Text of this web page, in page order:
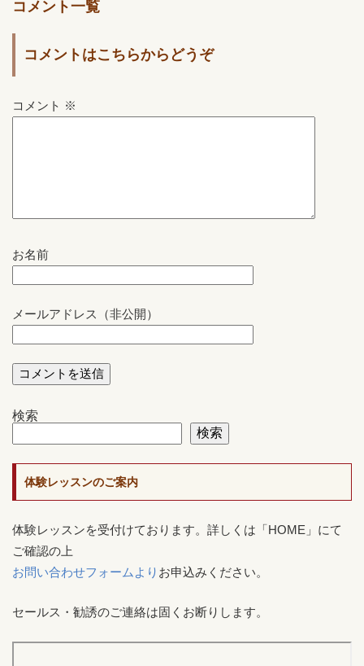
コメント一覧
コメントはこちらからどうぞ
コメント ※
お名前
メールアドレス（非公開）
検索
検索
体験レッスンのご案内
体験レッスンを受付けております。詳しくは「HOME」にて
ご確認の上
お問い合わせフォームより お申込みください。
セールス・勧誘のご連絡は固くお断りします。